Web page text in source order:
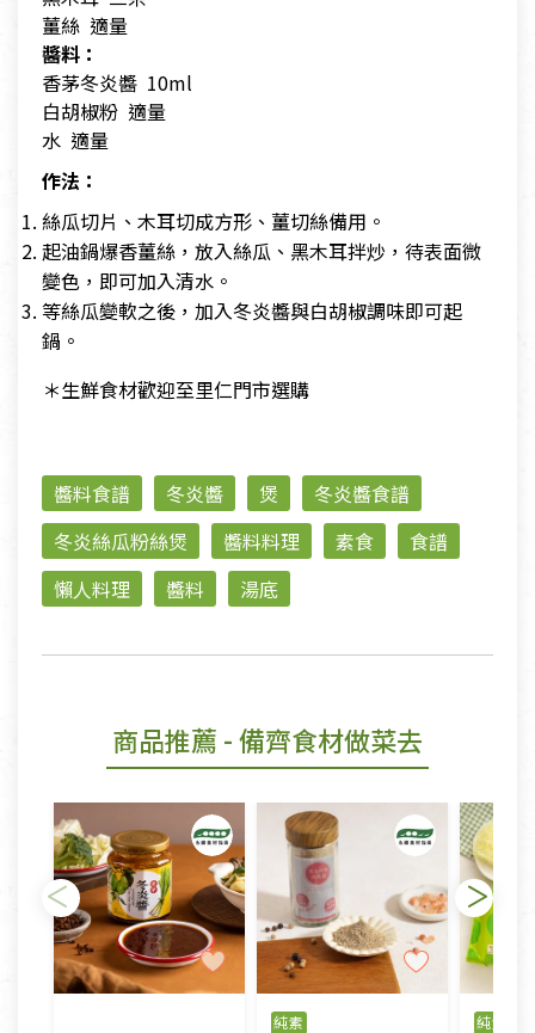
薑絲 適量
醬料：
香茅冬炎醬 10ml
白胡椒粉 適量
水 適量
作法：
絲瓜切片、木耳切成方形、薑切絲備用。
起油鍋爆香薑絲，放入絲瓜、黑木耳拌炒，待表面微
變色，即可加入清水。
等絲瓜變軟之後，加入冬炎醬與白胡椒調味即可起
鍋。
＊生鮮食材歡迎至里仁門市選購
醬料食譜 冬炎醬 煲
冬炎醬食譜
冬炎絲瓜粉絲煲
醬料料理 素食
食譜
懶人料理
醬料 湯底
商品推薦 - 備齊食材做菜去
純素 純素